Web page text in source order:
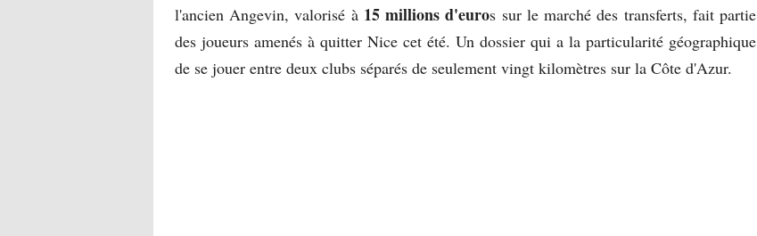
l'ancien Angevin, valorisé à 15 millions d'euros sur le marché des transferts, fait partie
des joueurs amenés à quitter Nice cet été. Un dossier qui a la particularité géographique
de se jouer entre deux clubs séparés de seulement vingt kilomètres sur la Côte d'Azur.